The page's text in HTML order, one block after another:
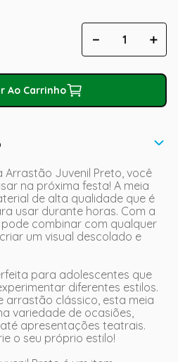
＋
－
Ao Carrinho
Arrastão Juvenil Preto, você
na próxima festa! A meia
de alta qualidade que é
usar durante horas. Com a
combinar com qualquer
um visual descolado e
para adolescentes que
diferentes estilos.
arrastão clássico, esta meia
variedade de ocasiões,
apresentações teatrais.
o seu próprio estilo!